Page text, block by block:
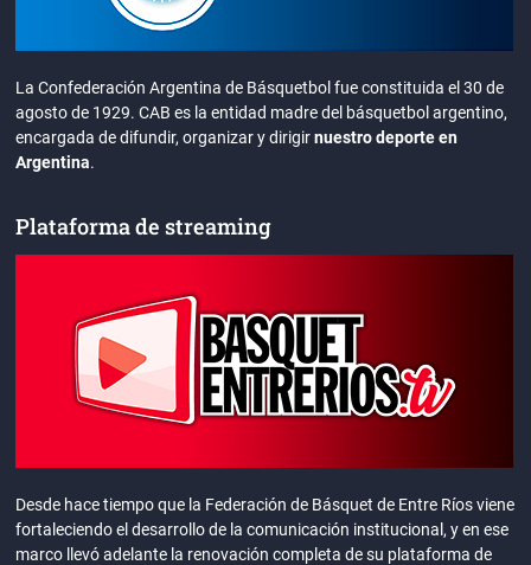
La Confederación Argentina de Básquetbol fue constituida el 30 de
agosto de 1929. CAB es la entidad madre del básquetbol argentino,
encargada de difundir, organizar y dirigirnuestro deporte en
Argentina.
Plataforma de streaming
Desde hace tiempo que la Federación de Básquet de Entre Ríos viene
fortaleciendo el desarrollo de la comunicación institucional, y en ese
marco llevó adelante la renovación completa de su plataforma de